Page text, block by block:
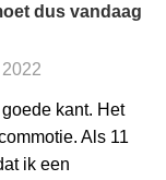
dus vandaag
kant. Het
Als 11
ik een